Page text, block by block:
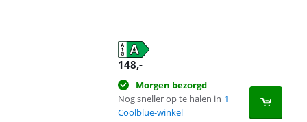
148,-
Morgen bezorgd
Nog sneller op te halen in 1
Coolblue-winkel